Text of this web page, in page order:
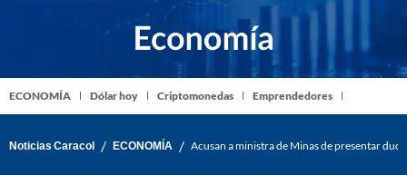
ECONOMÍA Dólar hoy Criptomonedas Emprendedores
Noticias Caracol / ECONOMÍA / Acusan a ministra de Minas de presentar